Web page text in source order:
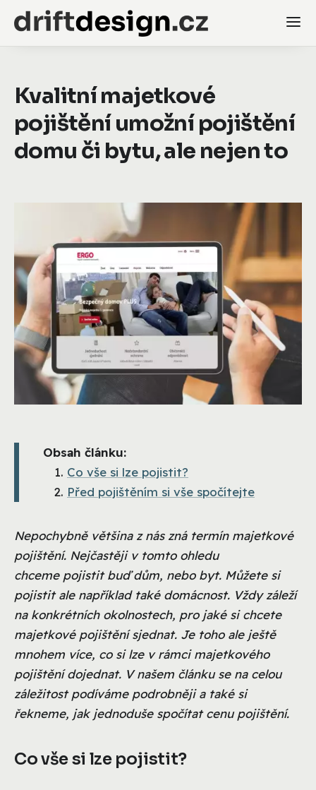
Kvalitní majetkové
pojištění umožní pojištění
domu či bytu, ale nejen to
Obsah článku:
Co vše si lze pojistit?
Před pojištěním si vše spočítejte
Nepochybně většina z nás zná termín majetkové
pojištění. Nejčastěji v tomto ohledu
chceme pojistit buď dům, nebo byt. Můžete si
pojistit ale například také domácnost. Vždy záleží
na konkrétních okolnostech, pro jaké si chcete
majetkové pojištění sjednat. Je toho ale ještě
mnohem více, co si lze v rámci majetkového
pojištění dojednat. V našem článku se na celou
záležitost podíváme podrobněji a také si
řekneme, jak jednoduše spočítat cenu pojištění.
Co vše si lze pojistit?